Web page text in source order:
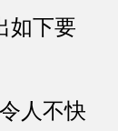
下要
人不快